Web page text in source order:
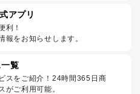
アプリ
利！
報をお知らせします。
覧
スをご紹介！24時間365日商
がご利用可能。